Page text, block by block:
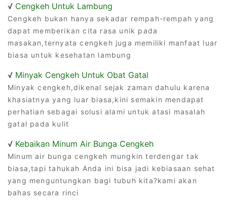
√ Cengkeh Untuk Lambung
Cengkeh bukan hanya sekadar rempah-rempah yang
dapat memberikan cita rasa unik pada
masakan,ternyata cengkeh juga memiliki manfaat luar
biasa untuk kesehatan lambung
√ Minyak Cengkeh Untuk Obat Gatal
Minyak cengkeh,dikenal sejak zaman dahulu karena
khasiatnya yang luar biasa,kini semakin mendapat
perhatian sebagai solusi alami untuk atasi masalah
gatal pada kulit
√ Kebaikan Minum Air Bunga Cengkeh
Minum air bunga cengkeh mungkin terdengar tak
biasa,tapi tahukah Anda ini bisa jadi kebiasaan sehat
yang menguntungkan bagi tubuh kita?kami akan
bahas secara rinci